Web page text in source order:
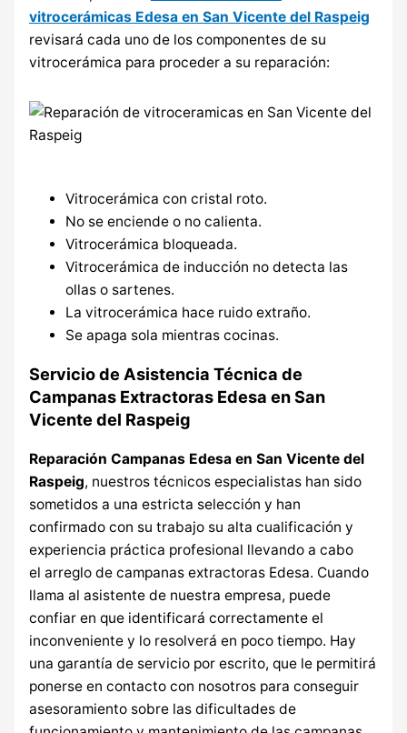
vitrocerámicas Edesa en San Vicente del Raspeig
revisará cada uno de los componentes de su
vitrocerámica para proceder a su reparación:
Vitrocerámica con cristal roto.
No se enciende o no calienta.
Vitrocerámica bloqueada.
Vitrocerámica de inducción no detecta las
ollas o sartenes.
La vitrocerámica hace ruido extraño.
Se apaga sola mientras cocinas.
Servicio de Asistencia Técnica de
Campanas Extractoras Edesa en San
Vicente del Raspeig
Reparación Campanas Edesa en San Vicente del
Raspeig, nuestros técnicos especialistas han sido
sometidos a una estricta selección y han
confirmado con su trabajo su alta cualificación y
experiencia práctica profesional llevando a cabo
el arreglo de campanas extractoras Edesa. Cuando
llama al asistente de nuestra empresa, puede
confiar en que identificará correctamente el
inconveniente y lo resolverá en poco tiempo. Hay
una garantía de servicio por escrito, que le permitirá
ponerse en contacto con nosotros para conseguir
asesoramiento sobre las dificultades de